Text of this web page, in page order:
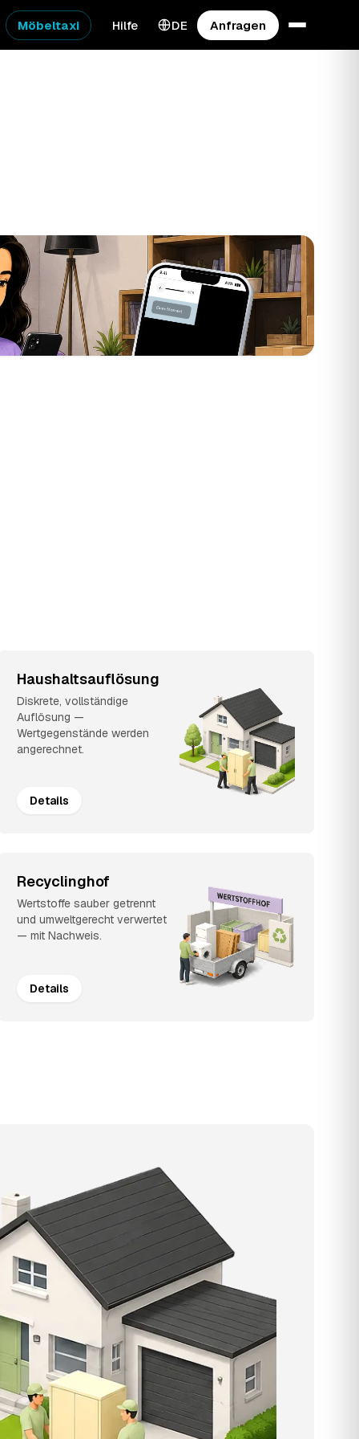
Möbeltaxi Hilfe DE Anfragen
Haushaltsauflösung
Diskrete, vollständige
Auflösung —
Wertgegenstände werden
angerechnet.
Details
Recyclinghof
Wertstoffe sauber getrennt
und umweltgerecht verwertet
— mit Nachweis.
Details